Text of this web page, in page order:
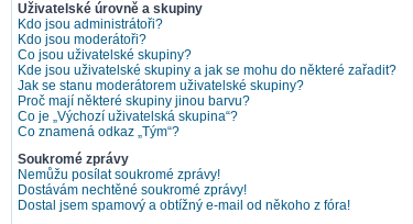
Uživatelské úrovně a skupiny
Kdo jsou administrátoři?
Kdo jsou moderátoři?
Co jsou uživatelské skupiny?
Kde jsou uživatelské skupiny a jak se mohu do některé zařadit?
Jak se stanu moderátorem uživatelské skupiny?
Proč mají některé skupiny jinou barvu?
Co je „Výchozí uživatelská skupina“?
Co znamená odkaz „Tým“?
Soukromé zprávy
Nemůžu posílat soukromé zprávy!
Dostávám nechtěné soukromé zprávy!
Dostal jsem spamový a obtížný e-mail od někoho z fóra!